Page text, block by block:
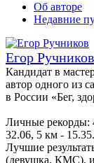
Об авторе
Недавние
Егор Ручников
Кандидат в
автор одного из
в России «Бег,
Личные рекорды:
32.06, 5 км - 15.35.
Лучшие
(девушка, КМС), и